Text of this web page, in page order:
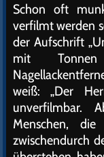
Schon oft
verfilmt werden
der Aufschrift
mit
weiß: „Der
unverfilmbar.
Menschen,
zwischendurch